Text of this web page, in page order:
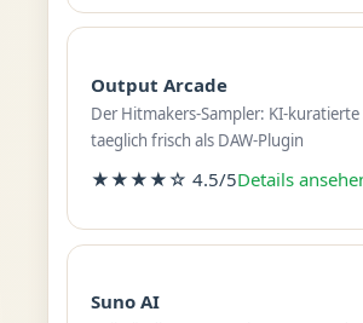
Output Arcade
Der Hitmakers-Sampler: KI-kuratierte
taeglich frisch als DAW-Plugin
★★★★☆ 4.5/5Details
Suno AI